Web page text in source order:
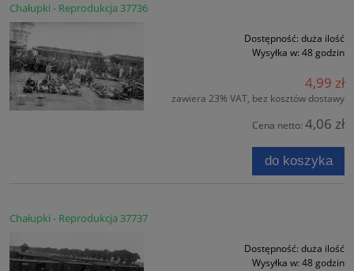
Chałupki - Reprodukcja 37736
Dostępność: duża ilość
Wysyłka w: 48 godzin
4,99 zł
zawiera 23% VAT, bez kosztów dostawy
Cena netto: 4,06 zł
do koszyka
Chałupki - Reprodukcja 37737
Dostępność: duża ilość
Wysyłka w: 48 godzin